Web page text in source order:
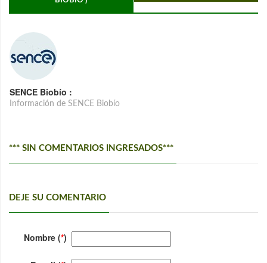
SENCE Biobío :
Información de SENCE Biobío
*** SIN COMENTARIOS INGRESADOS***
DEJE SU COMENTARIO
Nombre (*)